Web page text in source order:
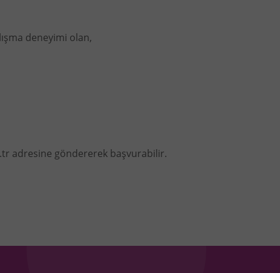
deneyimi olan,
adresine göndererek başvurabilir.